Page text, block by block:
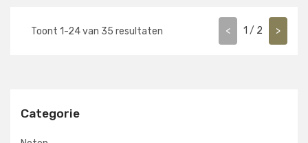
Categorie
Toont 1-24van 35 resultaten < 1 / 2 >